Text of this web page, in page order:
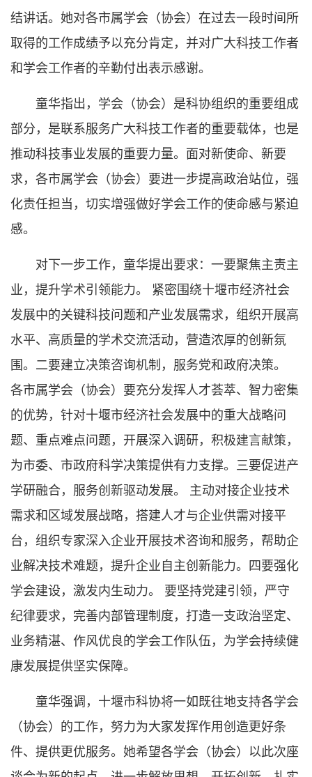
结讲话。她对各市属学会（协会）在过去一段时间所
取得的工作成绩予以充分肯定，并对广大科技工作者
和学会工作者的辛勤付出表示感谢。
童华指出，学会（协会）是科协组织的重要组成
部分，是联系服务广大科技工作者的重要载体，也是
推动科技事业发展的重要力量。面对新使命、新要
求，各市属学会（协会）要进一步提高政治站位，强
化责任担当，切实增强做好学会工作的使命感与紧迫
感。
对下一步工作，童华提出要求：一要聚焦主责主
业，提升学术引领能力。 紧密围绕十堰市经济社会
发展中的关键科技问题和产业发展需求，组织开展高
水平、高质量的学术交流活动，营造浓厚的创新氛
围。二要建立决策咨询机制，服务党和政府决策。
各市属学会（协会）要充分发挥人才荟萃、智力密集
的优势，针对十堰市经济社会发展中的重大战略问
题、重点难点问题，开展深入调研，积极建言献策，
为市委、市政府科学决策提供有力支撑。三要促进产
学研融合，服务创新驱动发展。 主动对接企业技术
需求和区域发展战略，搭建人才与企业供需对接平
台，组织专家深入企业开展技术咨询和服务，帮助企
业解决技术难题，提升企业自主创新能力。四要强化
学会建设，激发内生动力。 要坚持党建引领，严守
纪律要求，完善内部管理制度，打造一支政治坚定、
业务精湛、作风优良的学会工作队伍，为学会持续健
康发展提供坚实保障。
童华强调，十堰市科协将一如既往地支持各学会
（协会）的工作，努力为大家发挥作用创造更好条
件、提供更优服务。她希望各学会（协会）以此次座